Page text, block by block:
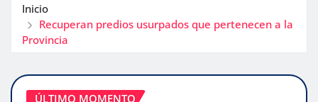
Inicio
Recuperan predios usurpados que pertenecen a la
Provincia
ÚLTIMO MOMENTO